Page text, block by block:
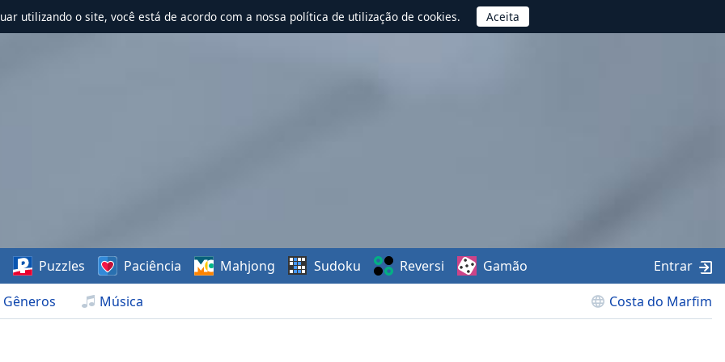
utilizando o site, você está de acordo com a nossa política de utilização de cookies.
Gêneros Música Costa do Marfim
Puzzles Paciência Mahjong Sudoku Reversi Gamão Entrar